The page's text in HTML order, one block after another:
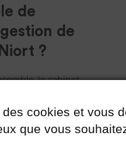
de
de
?
le cabinet
ou votre
cookies et vous
que vous